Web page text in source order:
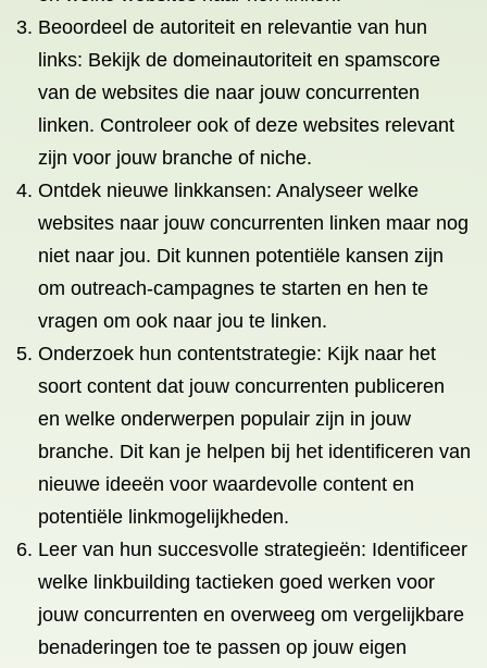
Beoordeel de autoriteit en relevantie van hun
links: Bekijk de domeinautoriteit en spamscore
van de websites die naar jouw concurrenten
linken. Controleer ook of deze websites relevant
zijn voor jouw branche of niche.
Ontdek nieuwe linkkansen: Analyseer welke
websites naar jouw concurrenten linken maar nog
niet naar jou. Dit kunnen potentiële kansen zijn
om outreach-campagnes te starten en hen te
vragen om ook naar jou te linken.
Onderzoek hun contentstrategie: Kijk naar het
soort content dat jouw concurrenten publiceren
en welke onderwerpen populair zijn in jouw
branche. Dit kan je helpen bij het identificeren van
nieuwe ideeën voor waardevolle content en
potentiële linkmogelijkheden.
Leer van hun succesvolle strategieën: Identificeer
welke linkbuilding tactieken goed werken voor
jouw concurrenten en overweeg om vergelijkbare
benaderingen toe te passen op jouw eigen